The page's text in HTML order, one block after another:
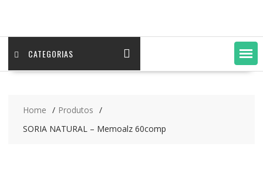
CATEGORIAS
Home
Produtos
SORIA NATURAL – Memoalz 60comp